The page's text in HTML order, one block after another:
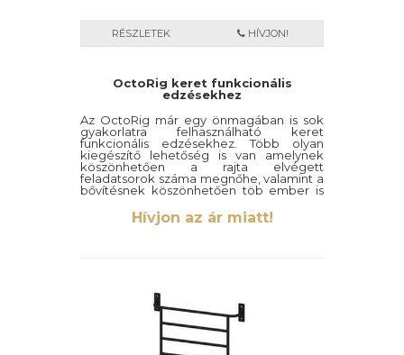
RÉSZLETEK HÍVJON!
OctoRig keret funkcionális
edzésekhez
Az OctoRig már egy önmagában is sok
gyakorlatra felhasználható keret
funkcionális edzésekhez. Több olyan
kiegészítő lehetőség is van amelynek
köszönhetően a rajta elvégett
feladatsorok száma megnőhe, valamint a
bővítésnek köszönhetően töb ember is
és erős vázszerkezet garantálja.
Hívjon az ár miatt!